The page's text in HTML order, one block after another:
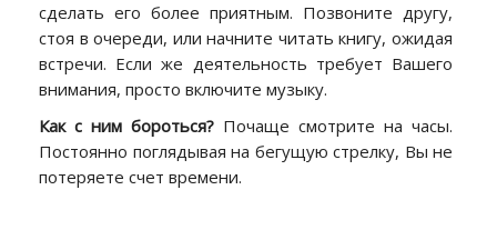
сделать его более приятным. Позвоните другу,
стоя в очереди, или начните читать книгу, ожидая
встречи. Если же деятельность требует Вашего
внимания, просто включите музыку.
Как с ним бороться? Почаще смотрите на часы.
Постоянно поглядывая на бегущую стрелку, Вы не
потеряете счет времени.